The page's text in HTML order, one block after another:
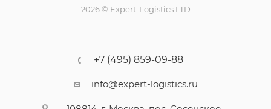
2026 © Expert-Logistics LTD
+7 (495) 859-09-88
info@expert-logistics.ru